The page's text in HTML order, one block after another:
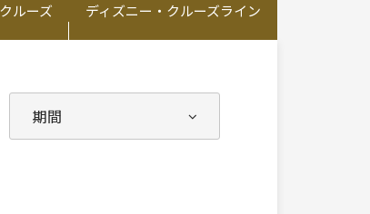
ルーズ ディズニー・クルーズライン